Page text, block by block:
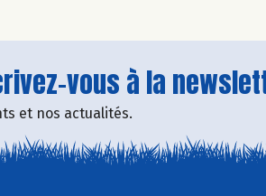
vous à la
et nos actualités.